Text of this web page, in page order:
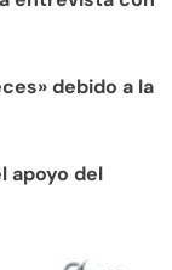
debido a la
apoyo del